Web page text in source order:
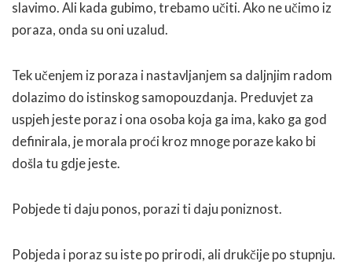
slavimo. Ali kada gubimo, trebamo učiti. Ako ne učimo iz
poraza, onda su oni uzalud.
Tek učenjem iz poraza i nastavljanjem sa daljnjim radom
dolazimo do istinskog samopouzdanja. Preduvjet za
uspjeh jeste poraz i ona osoba koja ga ima, kako ga god
definirala, je morala proći kroz mnoge poraze kako bi
došla tu gdje jeste.
Pobjede ti daju ponos, porazi ti daju poniznost.
Pobjeda i poraz su iste po prirodi, ali drukčije po stupnju.